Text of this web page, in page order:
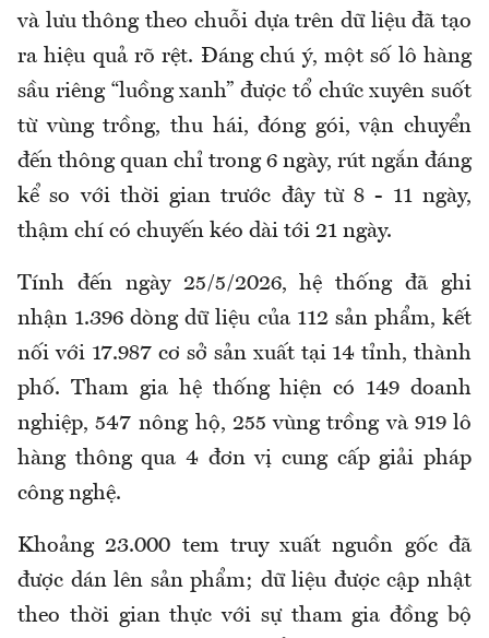
và lưu thông theo chuỗi dựa trên dữ liệu đã tạo
ra hiệu quả rõ rệt. Đáng chú ý, một số lô hàng
sầu riêng “luồng xanh” được tổ chức xuyên suốt
từ vùng trồng, thu hái, đóng gói, vận chuyển
đến thông quan chỉ trong 6 ngày, rút ngắn đáng
kể so với thời gian trước đây từ 8 - 11 ngày,
thậm chí có chuyến kéo dài tới 21 ngày.
Tính đến ngày 25/5/2026, hệ thống đã ghi
nhận 1.396 dòng dữ liệu của 112 sản phẩm, kết
nối với 17.987 cơ sở sản xuất tại 14 tỉnh, thành
phố. Tham gia hệ thống hiện có 149 doanh
nghiệp, 547 nông hộ, 255 vùng trồng và 919 lô
hàng thông qua 4 đơn vị cung cấp giải pháp
công nghệ.
Khoảng 23.000 tem truy xuất nguồn gốc đã
được dán lên sản phẩm; dữ liệu được cập nhật
theo thời gian thực với sự tham gia đồng bộ